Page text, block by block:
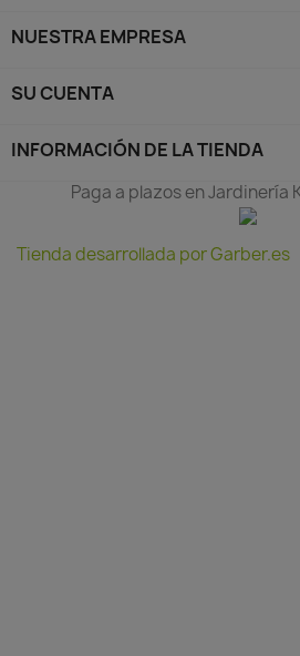
NUESTRA EMPRESA
SU CUENTA
INFORMACIÓN DE LA TIENDA
Paga a plazos en Jardinería
Tienda desarrollada por Garber.es